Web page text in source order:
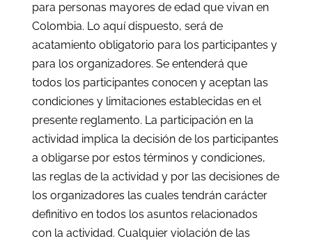
para personas mayores de edad que vivan en
Colombia. Lo aquí dispuesto, será de
acatamiento obligatorio para los participantes y
para los organizadores. Se entenderá que
todos los participantes conocen y aceptan las
condiciones y limitaciones establecidas en el
presente reglamento. La participación en la
actividad implica la decisión de los participantes
a obligarse por estos términos y condiciones,
las reglas de la actividad y por las decisiones de
los organizadores las cuales tendrán carácter
definitivo en todos los asuntos relacionados
con la actividad. Cualquier violación de las